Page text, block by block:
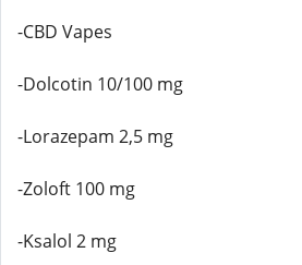
-CBD Vapes
-Dolcotin 10/100 mg
-Lorazepam 2,5 mg
-Zoloft 100 mg
-Ksalol 2 mg